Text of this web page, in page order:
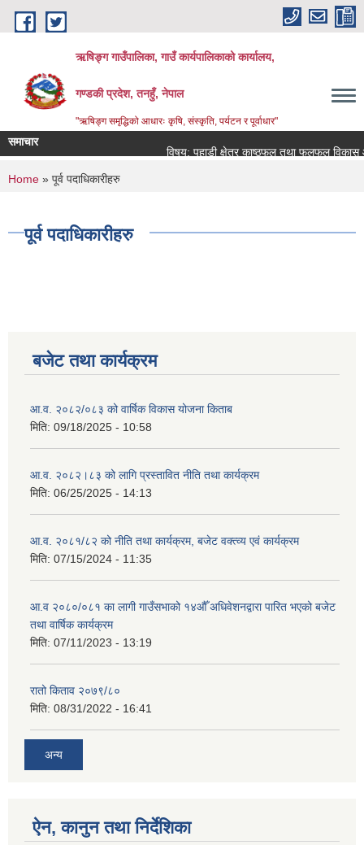
Skip to main content
ऋषिङ्ग गाउँपालिका, गाउँ कार्यपालिकाको कार्यालय,
गण्डकी प्रदेश, तनहुँ, नेपाल
"ऋषिङ्ग समृद्धिको आधारः कृषि, संस्कृति, पर्यटन र पूर्वाधार"
समाचार
विषय: पहाडी क्षेत्र काष्ठफल तथा फलफूल
You are here
Home » पूर्व पदाधिकारीहरु
पूर्व पदाधिकारीहरु
बजेट तथा कार्यक्रम
आ.व. २०८२/०८३ को वार्षिक विकास योजना किताब
मिति: 09/18/2025 - 10:58
आ.व. २०८२।८३ को लागि प्रस्तावित नीति तथा कार्यक्रम
मिति: 06/25/2025 - 14:13
आ.व. २०८१/८२ को नीति तथा कार्यक्रम, बजेट वक्त्व्य एवं कार्यक्रम
मिति: 07/15/2024 - 11:35
आ.व २०८०/०८१ का लागी गाउँसभाको १४औँ अधिवेशनद्वारा पारित भएको बजेट
तथा वार्षिक कार्यक्रम
मिति: 07/11/2023 - 13:19
रातो किताव २०७९/८०
मिति: 08/31/2022 - 16:41
अन्य
ऐन, कानुन तथा निर्देशिका